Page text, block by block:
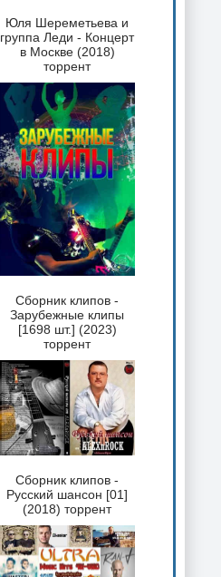
Юля Шереметьева и
группа Леди - Концерт
в Москве (2018)
торрент
Сборник клипов -
Зарубежные клипы
[1698 шт.] (2023)
торрент
Сборник клипов -
Русский шансон [01]
(2018) торрент